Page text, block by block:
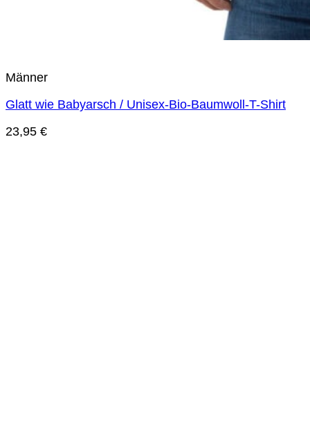
Männer
Glatt wie Babyarsch / Unisex-Bio-Baumwoll-T-Shirt
23,95 €